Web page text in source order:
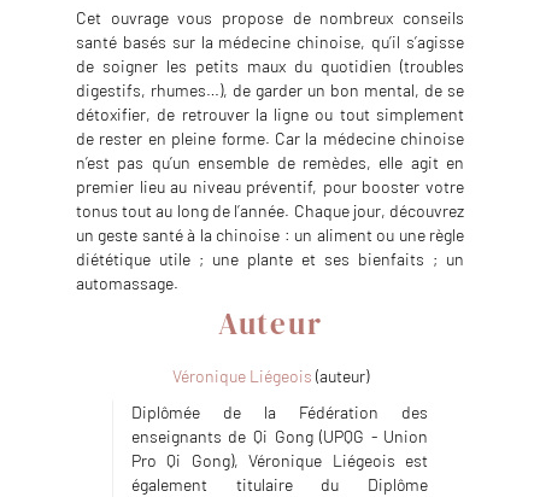
Cet ouvrage vous propose de nombreux conseils
santé basés sur la médecine chinoise, qu’il s’agisse
de soigner les petits maux du quotidien (troubles
digestifs, rhumes…), de garder un bon mental, de se
détoxifier, de retrouver la ligne ou tout simplement
de rester en pleine forme. Car la médecine chinoise
n’est pas qu’un ensemble de remèdes, elle agit en
premier lieu au niveau préventif, pour booster votre
tonus tout au long de l’année. Chaque jour, découvrez
un geste santé à la chinoise : un aliment ou une règle
diététique utile ; une plante et ses bienfaits ; un
automassage.
Auteur
Véronique Liégeois (auteur)
Diplômée de la Fédération des
enseignants de Qi Gong (UPQG - Union
Pro Qi Gong), Véronique Liégeois est
également titulaire du Diplôme